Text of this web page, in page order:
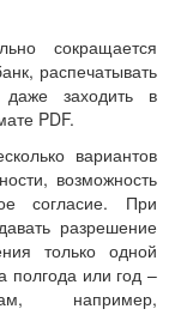
сокращается
распечатывать
заходить в
PDF.
вариантов
возможность
согласие. При
разрешение
только одной
полгода или год –
например,